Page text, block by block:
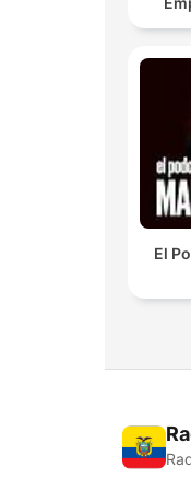
El